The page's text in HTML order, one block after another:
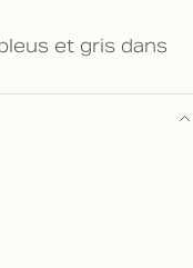
et gris dans